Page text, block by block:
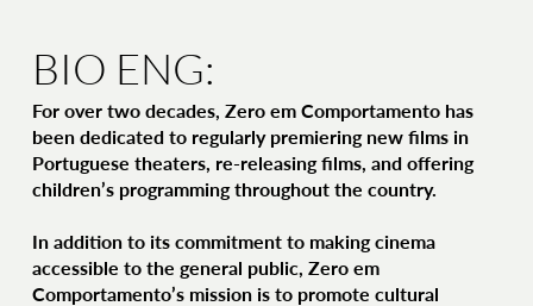
BIO ENG:
For over two decades, Zero em Comportamento has
been dedicated to regularly premiering new films in
Portuguese theaters, re-releasing films, and offering
children’s programming throughout the country.
In addition to its commitment to making cinema
accessible to the general public, Zero em
Comportamento’s mission is to promote cultural